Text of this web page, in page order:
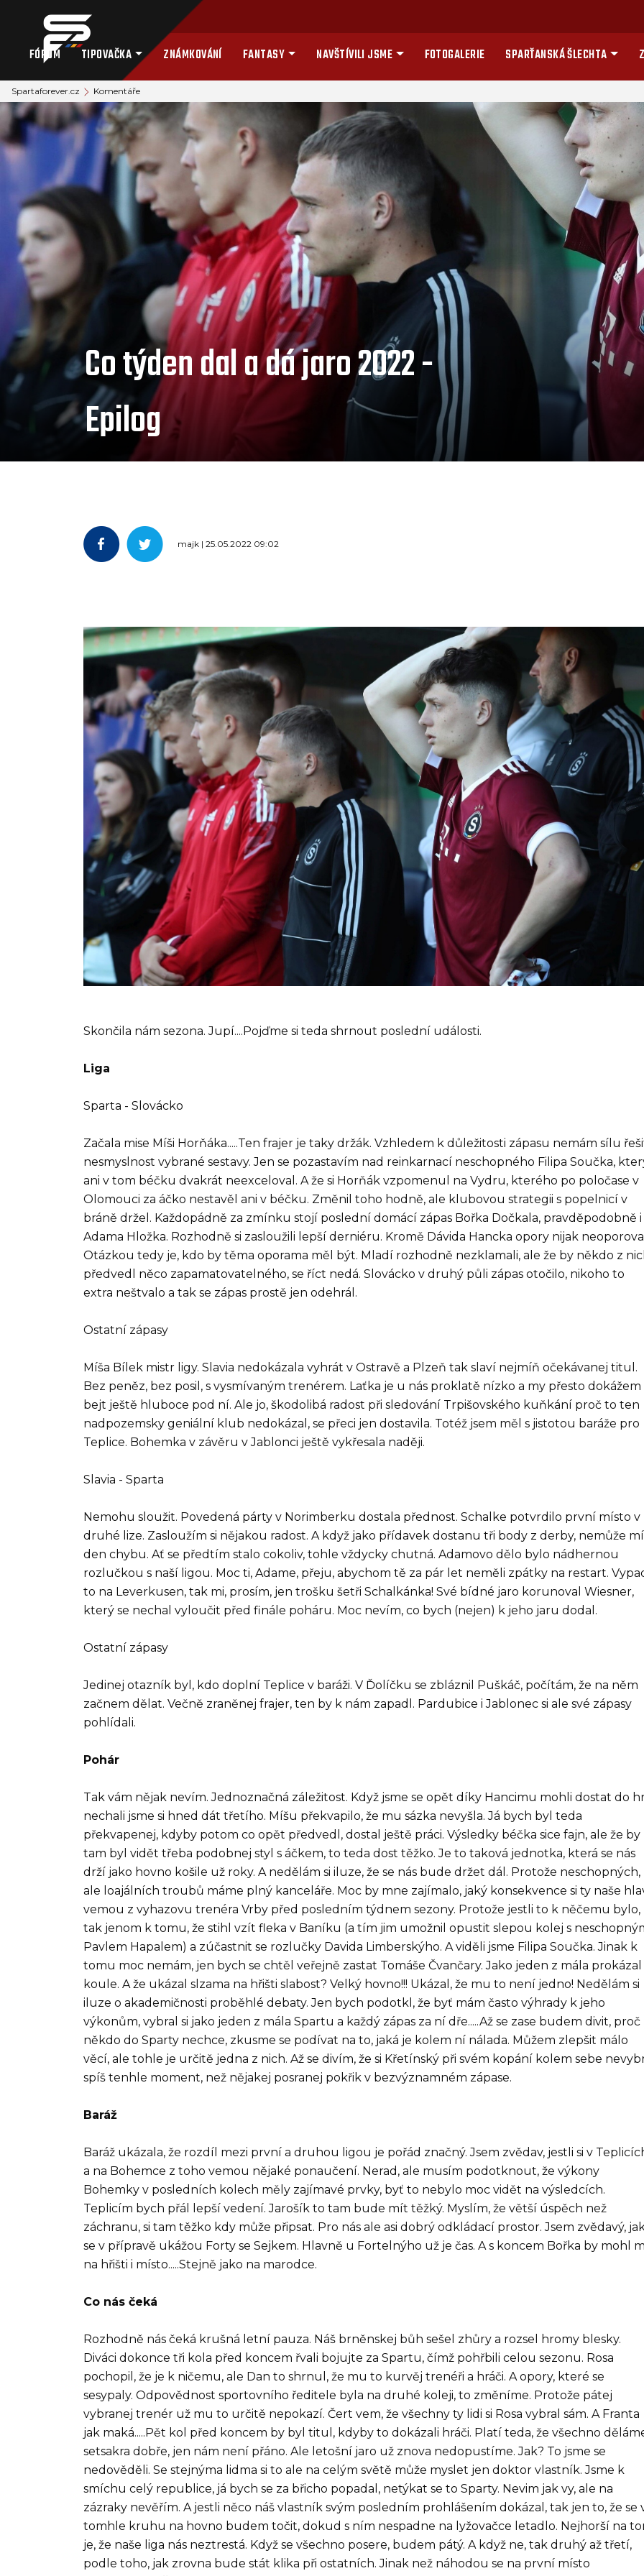
FÓRUM TIPOVAČKA ZNÁMKOVÁNÍ FANTASY NAVŠTÍVILI JSME FOTOGALERIE SPARŤANSKÁ ŠLECHTA
Spartaforever.cz Komentáře
Co týden dal a dá jaro 2022 -
Epilog
majk | 25.05.2022 09:02
Skončila nám sezona. Jupí....Pojďme si teda shrnout poslední události.
Liga
Sparta - Slovácko
Začala mise Míši Horňáka.....Ten frajer je taky držák. Vzhledem k důležitosti zápasu nemám sílu
nesmyslnost vybrané sestavy. Jen se pozastavím nad reinkarnací neschopného Filipa Součka,
ani v tom béčku dvakrát neexceloval. A že si Horňák vzpomenul na Vydru, kterého po poločase v
Olomouci za áčko nestavěl ani v béčku. Změnil toho hodně, ale klubovou strategii s popelnicí v
bráně držel. Každopádně za zmínku stojí poslední domácí zápas Bořka Dočkala, pravděpodobně i
Adama Hložka. Rozhodně si zasloužili lepší derniéru. Kromě Dávida Hancka opory nijak
Otázkou tedy je, kdo by těma oporama měl být. Mladí rozhodně nezklamali, ale že by někdo z
předvedl něco zapamatovatelného, se říct nedá. Slovácko v druhý půli zápas otočilo, nikoho to
extra neštvalo a tak se zápas prostě jen odehrál.
Ostatní zápasy
Míša Bílek mistr ligy. Slavia nedokázala vyhrát v Ostravě a Plzeň tak slaví nejmíň očekávanej titul.
Bez peněz, bez posil, s vysmívaným trenérem. Laťka je u nás proklatě nízko a my přesto dokážem
bejt ještě hluboce pod ní. Ale jo, škodolibá radost při sledování Trpišovského kuňkání proč to ten
nadpozemsky geniální klub nedokázal, se přeci jen dostavila. Totéž jsem měl s jistotou baráže pro
Teplice. Bohemka v závěru v Jablonci ještě vykřesala naději.
Slavia - Sparta
Nemohu sloužit. Povedená párty v Norimberku dostala přednost. Schalke potvrdilo první místo v
druhé lize. Zasloužím si nějakou radost. A když jako přídavek dostanu tři body z derby, nemůže
den chybu. Ať se předtím stalo cokoliv, tohle vždycky chutná. Adamovo dělo bylo nádhernou
rozlučkou s naší ligou. Moc ti, Adame, přeju, abychom tě za pár let neměli zpátky na restart.
to na Leverkusen, tak mi, prosím, jen trošku šetři Schalkánka! Své bídné jaro korunoval Wiesner,
který se nechal vyloučit před finále poháru. Moc nevím, co bych (nejen) k jeho jaru dodal.
Ostatní zápasy
Jedinej otazník byl, kdo doplní Teplice v baráži. V Ďolíčku se zbláznil Puškáč, počítám, že na něm
začnem dělat. Večně zraněnej frajer, ten by k nám zapadl. Pardubice i Jablonec si ale své zápasy
pohlídali.
Pohár
Tak vám nějak nevím. Jednoznačná záležitost. Když jsme se opět díky Hancimu mohli dostat do
nechali jsme si hned dát třetího. Míšu překvapilo, že mu sázka nevyšla. Já bych byl teda
překvapenej, kdyby potom co opět předvedl, dostal ještě práci. Výsledky béčka sice fajn, ale že by
tam byl vidět třeba podobnej styl s áčkem, to teda dost těžko. Je to taková jednotka, která se nás
drží jako hovno košile už roky. A nedělám si iluze, že se nás bude držet dál. Protože neschopných,
ale loajálních troubů máme plný kanceláře. Moc by mne zajímalo, jaký konsekvence si ty naše
vemou z vyhazovu trenéra Vrby před posledním týdnem sezony. Protože jestli to k něčemu bylo,
tak jenom k tomu, že stihl vzít fleka v Baníku (a tím jim umožnil opustit slepou kolej s
Pavlem Hapalem) a zúčastnit se rozlučky Davida Limberskýho. A viděli jsme Filipa Součka. Jinak k
tomu moc nemám, jen bych se chtěl veřejně zastat Tomáše Čvančary. Jako jeden z mála prokázal
koule. A že ukázal slzama na hřišti slabost? Velký hovno!!! Ukázal, že mu to není jedno! Nedělám si
iluze o akademičnosti proběhlé debaty. Jen bych podotkl, že byť mám často výhrady k jeho
výkonům, vybral si jako jeden z mála Spartu a každý zápas za ní dře.....Až se zase budem divit, proč
někdo do Sparty nechce, zkusme se podívat na to, jaká je kolem ní nálada. Můžem zlepšit málo
věcí, ale tohle je určitě jedna z nich. Až se divím, že si Křetínský při svém kopání kolem sebe
spíš tenhle moment, než nějakej posranej pokřik v bezvýznamném zápase.
Baráž
Baráž ukázala, že rozdíl mezi první a druhou ligou je pořád značný. Jsem zvědav, jestli si v
a na Bohemce z toho vemou nějaké ponaučení. Nerad, ale musím podotknout, že výkony
Bohemky v posledních kolech měly zajímavé prvky, byť to nebylo moc vidět na výsledcích.
Teplicím bych přál lepší vedení. Jarošík to tam bude mít těžký. Myslím, že větší úspěch než
záchranu, si tam těžko kdy může připsat. Pro nás ale asi dobrý odkládací prostor. Jsem zvědavý,
se v přípravě ukážou Forty se Sejkem. Hlavně u Fortelnýho už je čas. A s koncem Bořka by mohl
na hřišti i místo.....Stejně jako na marodce.
Co nás čeká
Rozhodně nás čeká krušná letní pauza. Náš brněnskej bůh sešel zhůry a rozsel hromy blesky.
Diváci dokonce tři kola před koncem řvali bojujte za Spartu, čímž pohřbili celou sezonu. Rosa
pochopil, že je k ničemu, ale Dan to shrnul, že mu to kurvěj trenéři a hráči. A opory, které se
sesypaly. Odpovědnost sportovního ředitele byla na druhé koleji, to změníme. Protože pátej
vybranej trenér už mu to určitě nepokazí. Čert vem, že všechny ty lidi si Rosa vybral sám. A Franta
jak maká.....Pět kol před koncem by byl titul, kdyby to dokázali hráči. Platí teda, že všechno
setsakra dobře, jen nám není přáno. Ale letošní jaro už znova nedopustíme. Jak? To jsme se
nedověděli. Se stejnýma lidma si to ale na celým světě může myslet jen doktor vlastník. Jsme k
smíchu celý republice, já bych se za břicho popadal, netýkat se to Sparty. Nevim jak vy, ale na
zázraky nevěřím. A jestli něco náš vlastník svým posledním prohlášením dokázal, tak jen to, že se
tomhle kruhu na hovno budem točit, dokud s ním nespadne na lyžovačce letadlo. Nejhorší na
je, že naše liga nás neztrestá. Když se všechno posere, budem pátý. A když ne, tak druhý až třetí,
podle toho, jak zrovna bude stát klika při ostatních. Jinak než náhodou se na první místo